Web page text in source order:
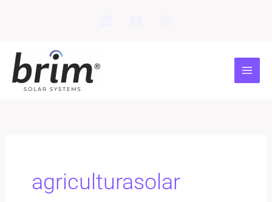
agriculturasolar